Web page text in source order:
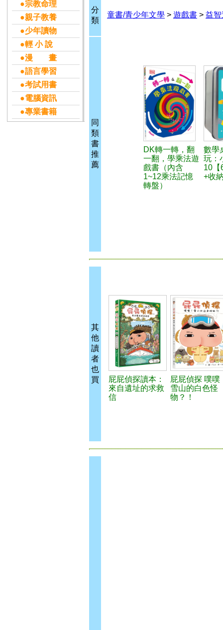
●宗教命理
●親子教養
●少年讀物
●輕 小 說
●漫 畫
●語言學習
●考試用書
●電腦資訊
●專業書籍
分
類
童書/青少年文學 > 遊戲書 > 益
同
類
書
推
薦
DK轉一轉，翻
一翻，學乘法遊
戲書（內含
1~12乘法記憶
轉盤）
數學
玩：
10【
+收
其
他
讀
者
也
買
屁屁偵探讀本：
來自遺址的求救
信
屁屁偵探 噗噗
雪山的白色怪
物？！